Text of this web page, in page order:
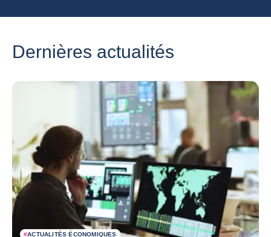
Dernières actualités
#ACTUALITÉS ÉCONOMIQUES